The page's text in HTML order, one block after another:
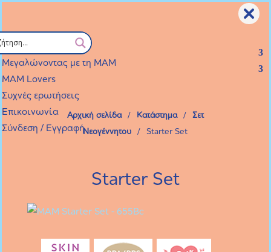
Οι παραγγελίες που θα γίνουν από 7 Αυγούστου μέχρι και
21 Αυγούστου θα εκτελεστούν από Δευτέρα 24 Αυγούστου.
Προϊόντα
Μεγαλώνοντας με τη ΜΑΜ
MAM Lovers
Συχνές ερωτήσεις
Επικοινωνία
Σύνδεση / Εγγραφή
Αρχική σελίδα / Κατάστημα /
Σετ
Νεογέννητου
/ Starter Set
Starter Set